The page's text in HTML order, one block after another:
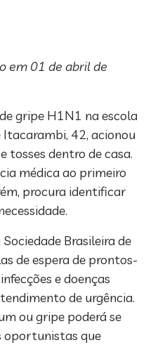
em 01 de abril de
gripe H1N1 na escola
Itacarambi, 42, acionou
tosses dentro de casa.
médica ao primeiro
procura identificar
Brasileira de
de espera de prontos-
e doenças
de urgência.
ou gripe poderá se
oportunistas que